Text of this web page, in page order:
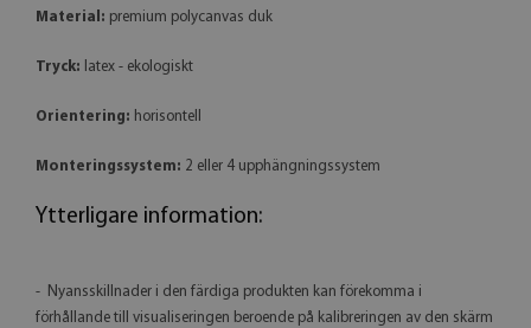
Material: premium polycanvas duk
Tryck: latex - ekologiskt
Orientering: horisontell
Monteringssystem: 2 eller 4 upphängningssystem
Ytterligare information:
- Nyansskillnader i den färdiga produkten kan förekomma i
förhållande till visualiseringen beroende på kalibreringen av den skärm